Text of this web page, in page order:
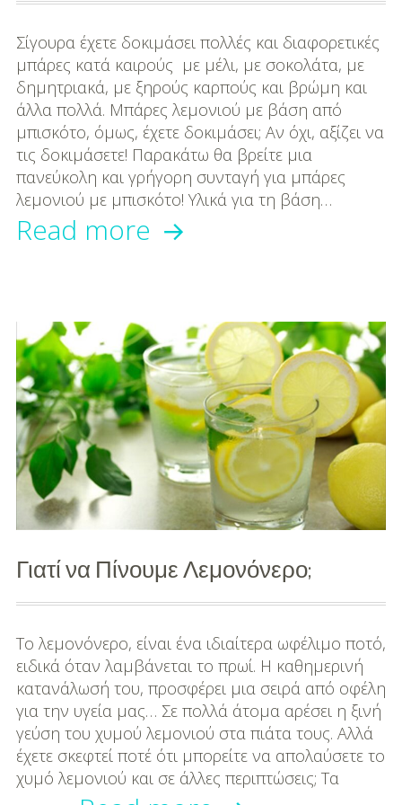
Μουσική
Διασκέδαση
Εκπαίδευση
Βάπτιση
Οργάνωση
Βάπτισης
Διάσημες
Παιδικό Δωμάτιο
Deco
DIY
Διατροφή-Συνταγές
Συνταγές
Διατροφής
Υγεία – Ψυχολογία
Σίγουρα έχετε δοκιμάσει πολλές και διαφορετικές
μπάρες κατά καιρούς με μέλι, με σοκολάτα, με
δημητριακά, με ξηρούς καρπούς και βρώμη και
άλλα πολλά. Μπάρες λεμονιού με βάση από
μπισκότο, όμως, έχετε δοκιμάσει; Αν όχι, αξίζει να
τις δοκιμάσετε! Παρακάτω θα βρείτε μια
πανεύκολη και γρήγορη συνταγή για μπάρες
λεμονιού με μπισκότο! Υλικά για τη βάση…
Read more Mπάρες
βάση
από
μπισκότο
Γιατί να Πίνουμε Λεμονόνερο;
Το λεμονόνερο, είναι ένα ιδιαίτερα ωφέλιμο ποτό,
ειδικά όταν λαμβάνεται το πρωί. Η καθημερινή
κατανάλωσή του, προσφέρει μια σειρά από οφέλη
για την υγεία μας… Σε πολλά άτομα αρέσει η ξινή
γεύση του χυμού λεμονιού στα πιάτα τους. Αλλά
έχετε σκεφτεί ποτέ ότι μπορείτε να απολαύσετε το
χυμό λεμονιού και σε άλλες περιπτώσεις; Τα